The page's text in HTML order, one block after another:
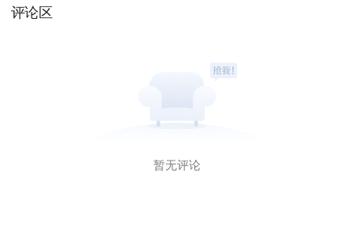
评论区
暂无评论